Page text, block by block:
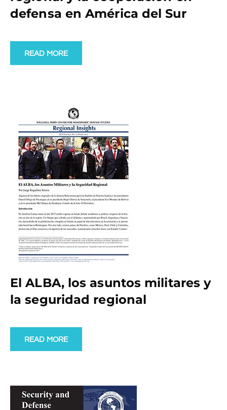
defensa en América del Sur
READ MORE
El ALBA, los asuntos militares y
la seguridad regional
READ MORE